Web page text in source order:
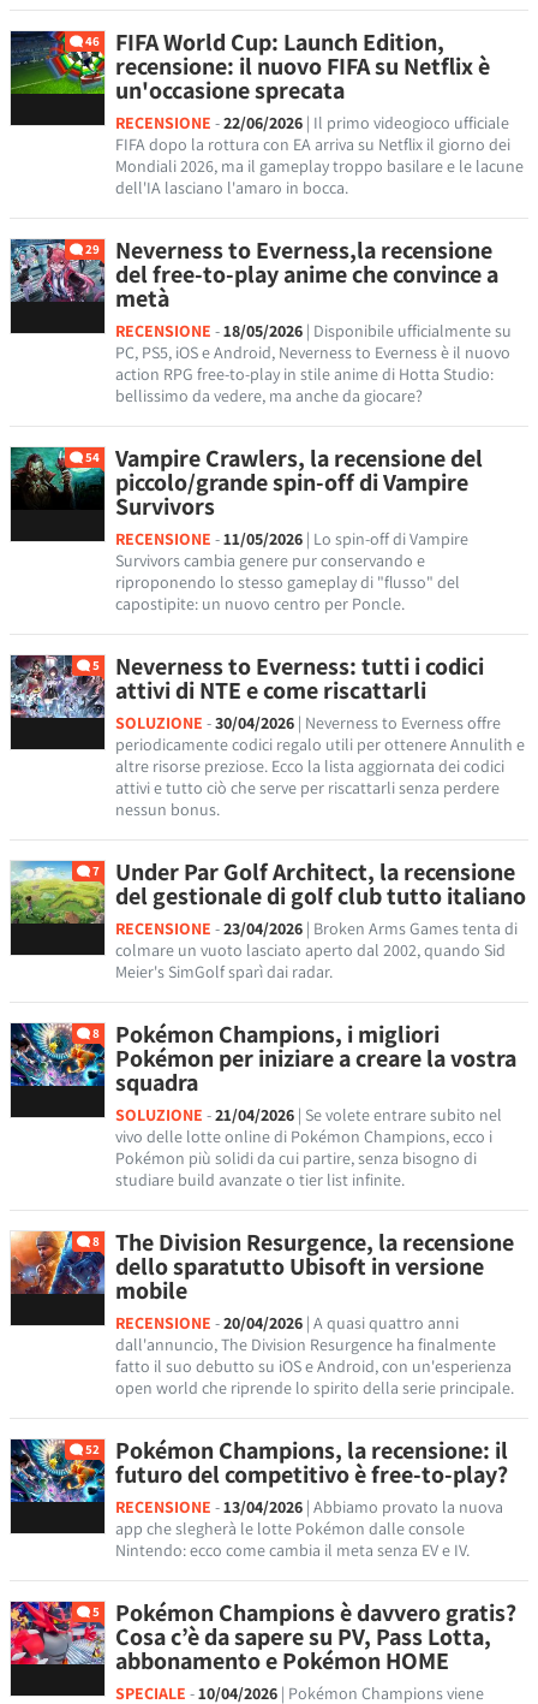
46 FIFA World Cup: Launch Edition,
recensione: il nuovo FIFA su Netflix è
un'occasione sprecata
RECENSIONE -22/06/2026 | Il primo videogioco ufficiale
FIFA dopo la rottura con EA arriva su Netflix il giorno dei
Mondiali 2026, ma il gameplay troppo basilare e le lacune
dell'IA lasciano l'amaro in bocca.
29 Neverness to Everness,la recensione
del free-to-play anime che convince a
metà
RECENSIONE -18/05/2026 | Disponibile ufficialmente su
PC, PS5, iOS e Android, Neverness to Everness è il nuovo
action RPG free-to-play in stile anime di Hotta Studio:
bellissimo da vedere, ma anche da giocare?
54 Vampire Crawlers, la recensione del
piccolo/grande spin-off di Vampire
Survivors
RECENSIONE -11/05/2026 | Lo spin-off di Vampire
Survivors cambia genere pur conservando e
riproponendo lo stesso gameplay di "flusso" del
capostipite: un nuovo centro per Poncle.
5 Neverness to Everness: tutti i codici
attivi di NTE e come riscattarli
SOLUZIONE -30/04/2026 | Neverness to Everness offre
periodicamente codici regalo utili per ottenere Annulith e
altre risorse preziose. Ecco la lista aggiornata dei codici
attivi e tutto ciò che serve per riscattarli senza perdere
nessun bonus.
7 Under Par Golf Architect, la recensione
del gestionale di golf club tutto italiano
RECENSIONE -23/04/2026 | Broken Arms Games tenta di
colmare un vuoto lasciato aperto dal 2002, quando Sid
Meier's SimGolf sparì dai radar.
8 Pokémon Champions, i migliori
Pokémon per iniziare a creare la vostra
squadra
SOLUZIONE -21/04/2026 | Se volete entrare subito nel
vivo delle lotte online di Pokémon Champions, ecco i
Pokémon più solidi da cui partire, senza bisogno di
studiare build avanzate o tier list infinite.
8 The Division Resurgence, la recensione
dello sparatutto Ubisoft in versione
mobile
RECENSIONE -20/04/2026 | A quasi quattro anni
dall'annuncio, The Division Resurgence ha finalmente
fatto il suo debutto su iOS e Android, con un'esperienza
open world che riprende lo spirito della serie principale.
52 Pokémon Champions, la recensione: il
futuro del competitivo è free-to-play?
RECENSIONE -13/04/2026 | Abbiamo provato la nuova
app che slegherà le lotte Pokémon dalle console
Nintendo: ecco come cambia il meta senza EV e IV.
5 Pokémon Champions è davvero gratis?
Cosa c’è da sapere su PV, Pass Lotta,
abbonamento e Pokémon HOME
SPECIALE -10/04/2026 | Pokémon Champions viene